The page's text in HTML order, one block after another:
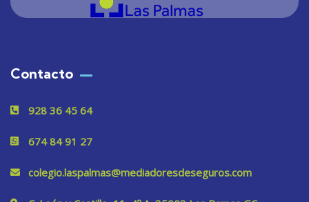
Contacto
928 36 45 64
674 84 91 27
colegio.laspalmas@mediadoresdeseguros.com